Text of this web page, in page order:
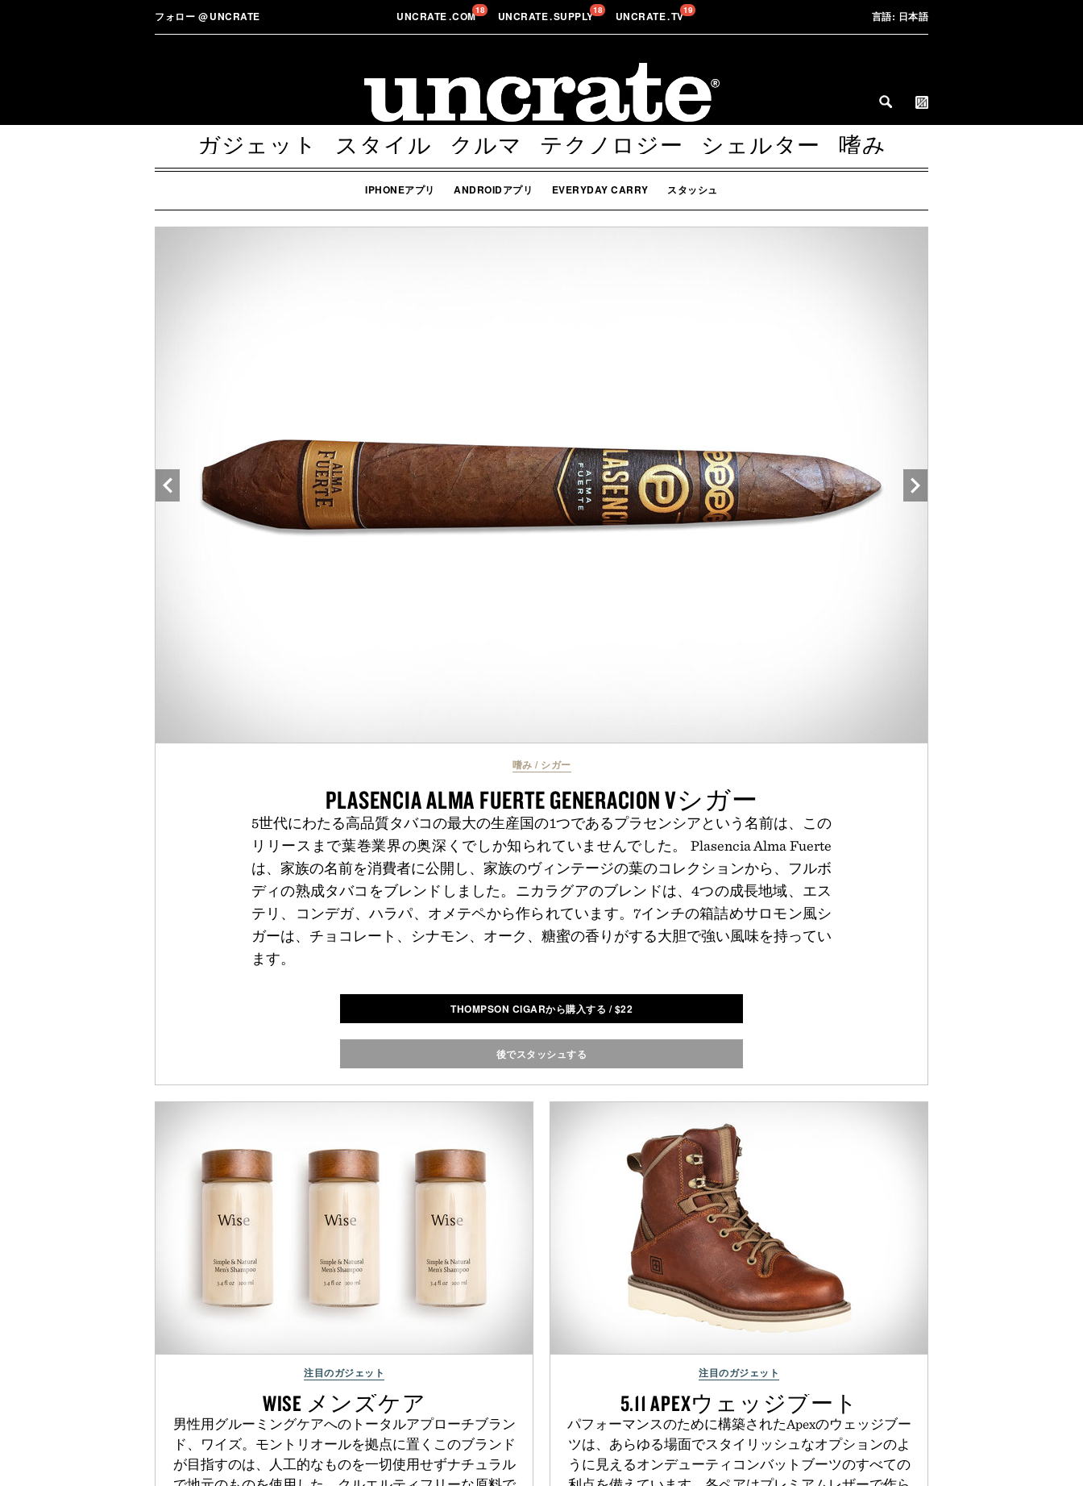
フォロー @UNCRATE UNCRATE.COM18 UNCRATE.SUPPLY18 UNCRATE.TV19 言語: 日本語
ガジェット スタイル クルマ テクノロジー シェルター
嗜み
ボディー
その他
IPHONEアプリ ANDROIDアプリ EVERYDAY CARRY スタッシュ
嗜み / シガー
PLASENCIA ALMA FUERTE GENERACION Vシガー
5世代にわたる高品質タバコの最大の生産国の1つであるプラセンシアという名前は、この
リリースまで葉巻業界の奥深くでしか知られていませんでした。 Plasencia Alma Fuerte
は、家族の名前を消費者に公開し、家族のヴィンテージの葉のコレクションから、フルボ
ディの熟成タバコをブレンドしました。ニカラグアのブレンドは、4つの成長地域、エス
テリ、コンデガ、ハラパ、オメテペから作られています。7インチの箱詰めサロモン風シ
ガーは、チョコレート、シナモン、オーク、糖蜜の香りがする大胆で強い風味を持ってい
ます。
THOMPSON CIGARから購入する / $22
後でスタッシュする
注目のガジェット
WISE メンズケア
男性用グルーミングケアへのトータルアプローチブラン
ド、ワイズ。モントリオールを拠点に置くこのブランド
が目指すのは、人工的なものを一切使用せずナチュラル
注目のガジェット
5.11 APEXウェッジブート
パフォーマンスのために構築されたApexのウェッジブー
ツは、あらゆる場面でスタイリッシュなオプションのよ
うに見えるオンデューティコンバットブーツのすべての